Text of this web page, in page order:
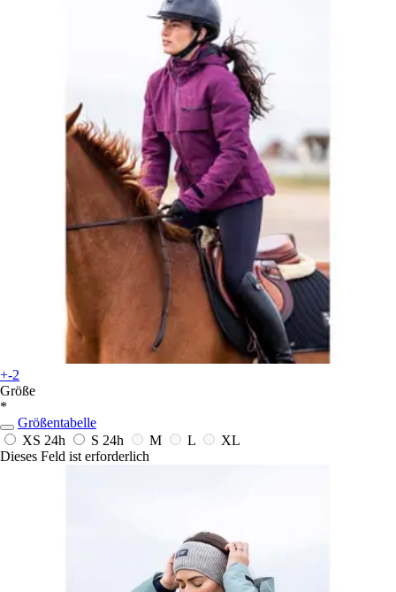
+-2
Größe
*
Größentabelle
XS 24h S 24h M L
XL
Dieses Feld ist erforderlich